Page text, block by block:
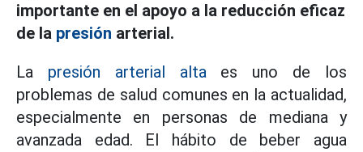
importante en el apoyo a la reducción eficaz
de la presión arterial.
La presión arterial altaes uno de los
problemas de salud comunes en la actualidad,
especialmente en personas de mediana y
avanzada edad. El hábito de beber agua